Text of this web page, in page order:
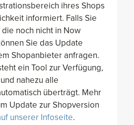
ihres Shops
informiert. Falls Sie
noch nicht in Now
Sie das Update
Shopanbieter anfragen.
ein Tool zur Verfügung,
nahezu alle
überträgt. Mehr
Update zur Shopversion
unserer Infoseite.